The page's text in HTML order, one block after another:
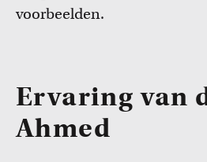
voorbeelden.
Ervaring van
Ahmed